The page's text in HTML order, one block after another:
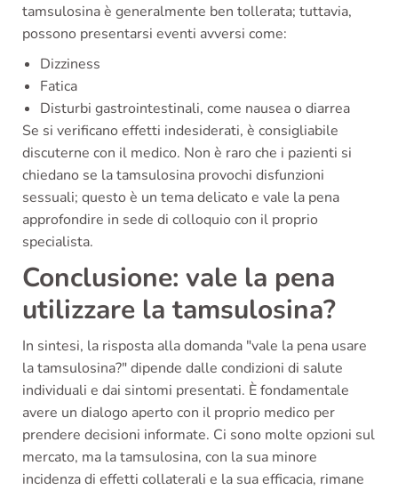
tamsulosina è generalmente ben tollerata; tuttavia,
possono presentarsi eventi avversi come:
Dizziness
Fatica
Disturbi gastrointestinali, come nausea o diarrea
Se si verificano effetti indesiderati, è consigliabile
discuterne con il medico. Non è raro che i pazienti si
chiedano se la tamsulosina provochi disfunzioni
sessuali; questo è un tema delicato e vale la pena
approfondire in sede di colloquio con il proprio
specialista.
Conclusione: vale la pena
utilizzare la tamsulosina?
In sintesi, la risposta alla domanda "vale la pena usare
la tamsulosina?" dipende dalle condizioni di salute
individuali e dai sintomi presentati. È fondamentale
avere un dialogo aperto con il proprio medico per
prendere decisioni informate. Ci sono molte opzioni sul
mercato, ma la tamsulosina, con la sua minore
incidenza di effetti collaterali e la sua efficacia, rimane